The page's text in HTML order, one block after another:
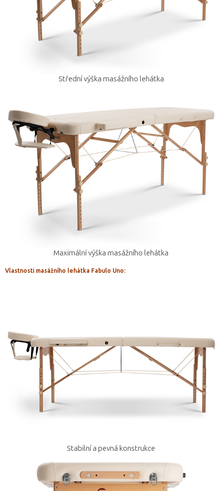
Střední výška masážního lehátka
Maximální výška masážního lehátka
Vlastnosti masážního lehátka Fabulo Uno:
Stabilní a pevná konstrukce